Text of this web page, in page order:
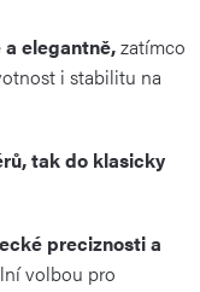
elegantně,zatímco
i stabilitu na
tak do klasicky
preciznosti a
volbou pro